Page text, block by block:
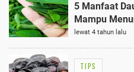
5 Manfaat
Mampu
lewat 4 tahun lalu
TIPS